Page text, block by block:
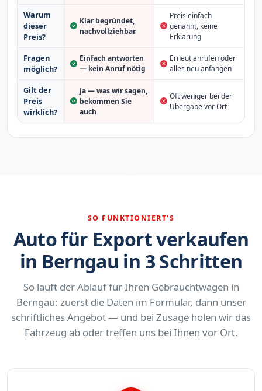
Warum
dieser
Preis?
Klar begründet,
nachvollziehbar
Preis einfach
genannt, keine
Erklärung
Fragen
möglich?
Einfach antworten
— kein Anruf nötig
Erneut anrufen oder
alles neu anfangen
Gilt der
Preis
wirklich?
Ja — was wir sagen,
bekommen Sie
auch
Oft weniger bei der
Übergabe vor Ort
SO FUNKTIONIERT'S
Auto für Export verkaufen
in Berngau in 3 Schritten
So läuft der Ablauf für Ihren Gebrauchtwagen in
Berngau: zuerst die Daten im Formular, dann unser
schriftliches Angebot — und bei Zusage holen wir das
Fahrzeug ab oder treffen uns bei Ihnen vor Ort.